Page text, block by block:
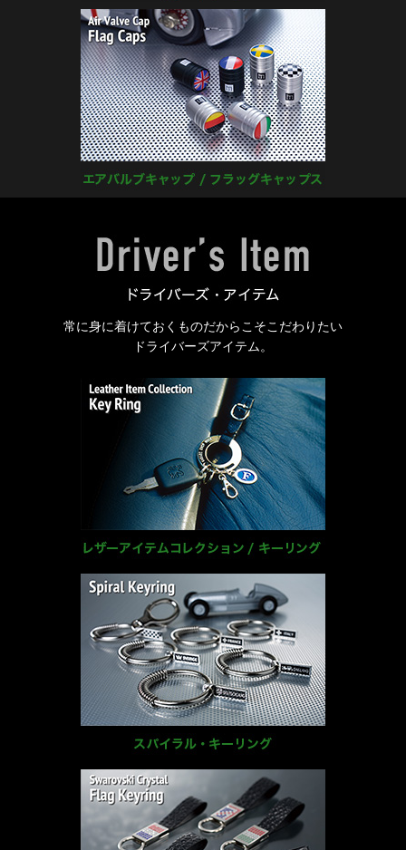
常に身に着けておくものだからこそこだわりたい
ドライバーズアイテム。